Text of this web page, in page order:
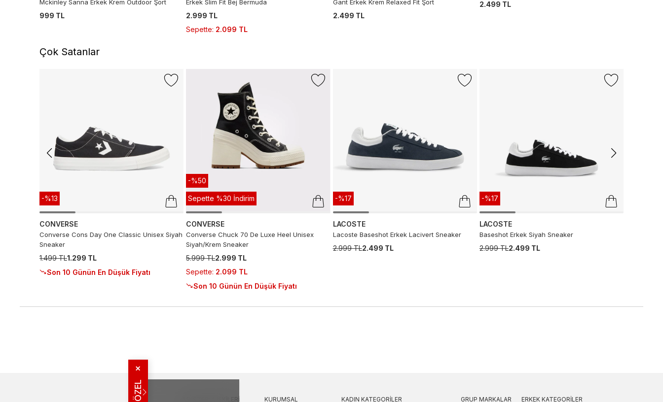
Mckinley Sanna Erkek Krem Outdoor Şort
999 TL
Erkek Slim Fit Bej Bermuda
2.999 TL
Sepette: 2.099 TL
Gant Erkek Krem Relaxed Fit Şort
2.499 TL
2.499 TL
Çok Satanlar
-%13
CONVERSE
Converse Cons Day One Classic Unisex Siyah
Sneaker
1.499 TL1.299 TL
Son 10 Günün En Düşük Fiyatı
-%50
Sepette %30 İndirim
CONVERSE
Converse Chuck 70 De Luxe Heel Unisex
Siyah/Krem Sneaker
5.999 TL2.999 TL
Sepette: 2.099 TL
Son 10 Günün En Düşük Fiyatı
-%17
LACOSTE
Lacoste Baseshot Erkek Lacivert Sneaker
2.999 TL2.499 TL
-%17
LACOSTE
Baseshot Erkek Siyah Sneaker
2.999 TL2.499 TL
MÜŞTERI İLIŞKILERI KURUMSAL KADIN KATEGORILER GRUP MARKALAR ERKEK KATEGORILER
✕